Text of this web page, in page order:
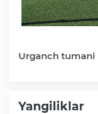
Urganch
Yangiliklar